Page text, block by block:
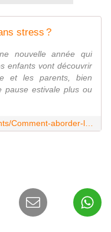
stress ?
nouvelle année qui
enfants vont découvrir
et les parents, bien
pause estivale plus ou